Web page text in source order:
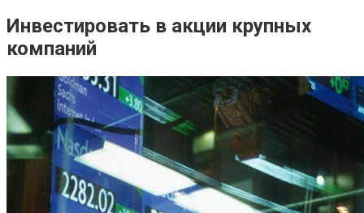
Инвестировать в акции крупных
компаний